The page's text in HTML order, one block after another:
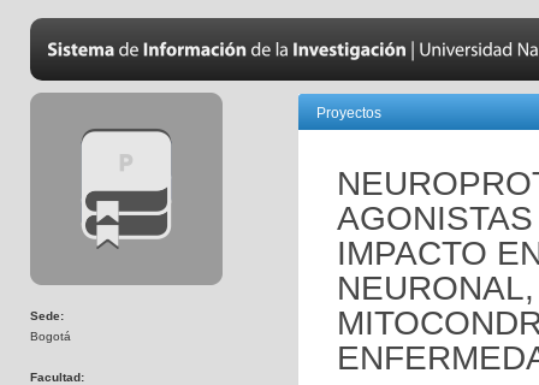
Sede:
Bogotá
Facultad:
Proyectos
IMPACTO